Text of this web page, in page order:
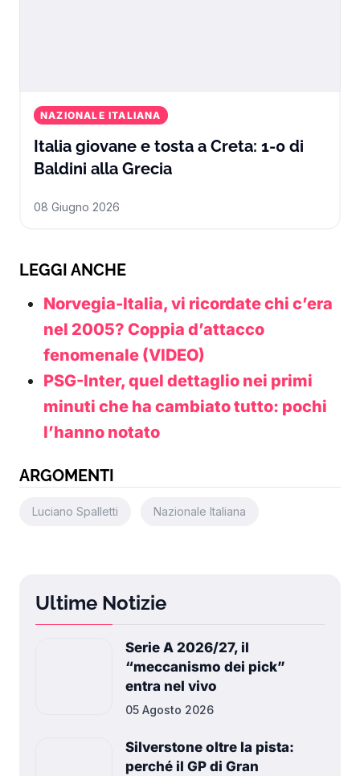
NAZIONALE ITALIANA
Italia giovane e tosta a Creta: 1-0 di
Baldini alla GreciaItalia giovane e tosta a
08 Giugno 2026
LEGGI ANCHE
Norvegia-Italia, vi ricordate chi c’era
nel 2005? Coppia d’attacco
fenomenale (VIDEO)
PSG-Inter, quel dettaglio nei primi
minuti che ha cambiato tutto: pochi
l’hanno notato
ARGOMENTI
Luciano Spalletti Nazionale Italiana
Ultime Notizie
Serie A 2026/27, il
“meccanismo dei pick”
entra nel vivo
05 Agosto 2026
Silverstone oltre la pista:
perché il GP di Gran